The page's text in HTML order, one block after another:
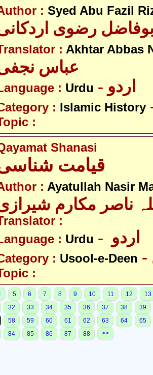
: Syed Abu Fazil
رضوی
: Akhtar Abbas
عباس
: Urdu - اردو
: Islamic History
:
Shanasi
قیامت
: Ayatullah Nasir
ناصر مکارم
:
: Urdu
: Usool-e-Deen
:
5 6 7 8 9 10 11 12
13
32 33 34 35 36 37 38
39
58 59 60 61 62 63 64
65
84 85 86 87 88 >>